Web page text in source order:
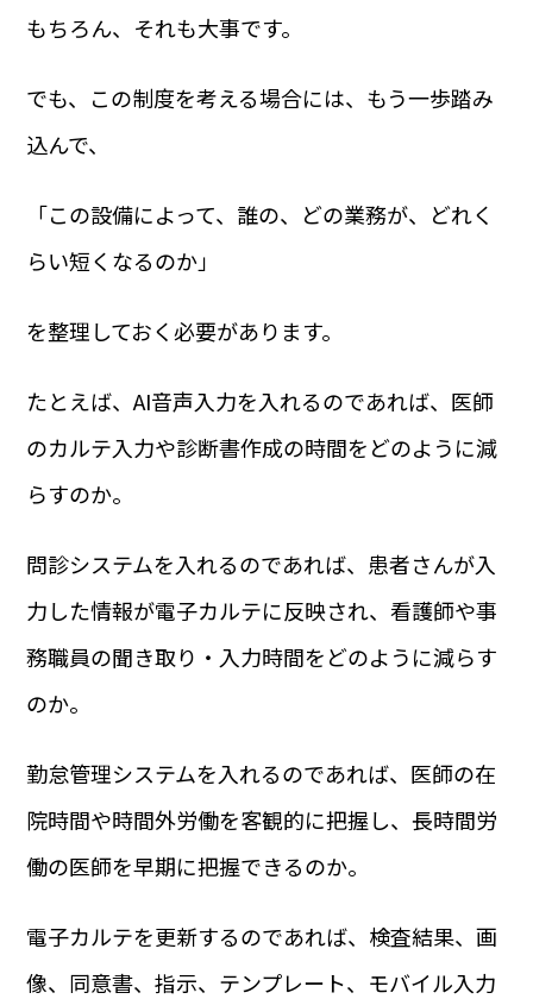
もちろん、それも大事です。
でも、この制度を考える場合には、もう一歩踏み
込んで、
「この設備によって、誰の、どの業務が、どれく
らい短くなるのか」
を整理しておく必要があります。
たとえば、AI音声入力を入れるのであれば、医師
のカルテ入力や診断書作成の時間をどのように減
らすのか。
問診システムを入れるのであれば、患者さんが入
力した情報が電子カルテに反映され、看護師や事
務職員の聞き取り・入力時間をどのように減らす
のか。
勤怠管理システムを入れるのであれば、医師の在
院時間や時間外労働を客観的に把握し、長時間労
働の医師を早期に把握できるのか。
電子カルテを更新するのであれば、検査結果、画
像、同意書、指示、テンプレート、モバイル入力